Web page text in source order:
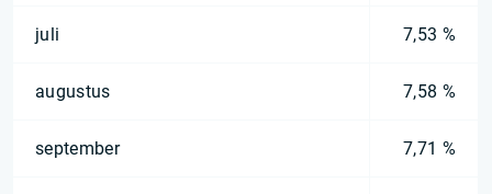
juli 7,53 %
augustus 7,58 %
september 7,71 %